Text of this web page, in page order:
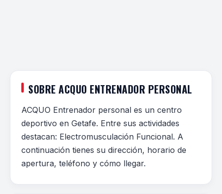
SOBRE ACQUO ENTRENADOR PERSONAL
ACQUO Entrenador personal es un centro
deportivo en Getafe. Entre sus actividades
destacan: Electromusculación Funcional. A
continuación tienes su dirección, horario de
apertura, teléfono y cómo llegar.